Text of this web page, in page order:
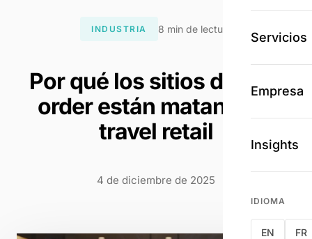
Servicios
Empresa
Insights
IDIOMA
EN FR
INDUSTRIA 8 min de lectura
Por qué los sitios de pre-
order están matando el
travel retail
4 de diciembre de 2025